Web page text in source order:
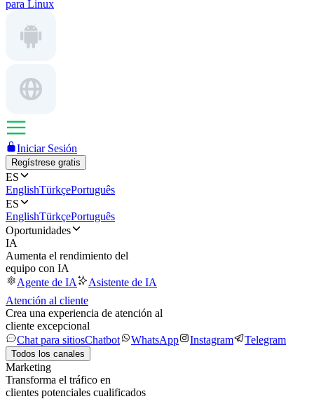
para Linux
Iniciar Sesión
Regístrese gratis
ES
EnglishTürkçePortuguês
ES
EnglishTürkçePortuguês
Oportunidades
IA
Aumenta el rendimiento del
equipo con IA
Agente de IA
Asistente de IA
Atención al cliente
Crea una experiencia de atención al
cliente excepcional
Chat para sitiosChatbot WhatsApp Instagram Telegram
Todos los canales
Marketing
Transforma el tráfico en
clientes potenciales cualificados